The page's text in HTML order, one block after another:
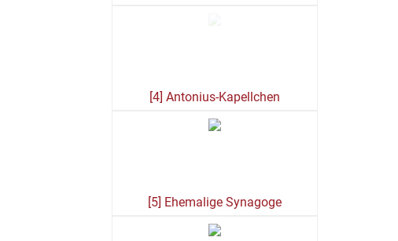
[4] Antonius-Kapellchen
[5] Ehemalige Synagoge